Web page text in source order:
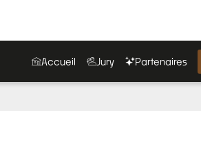
Accueil Jury Partenaires